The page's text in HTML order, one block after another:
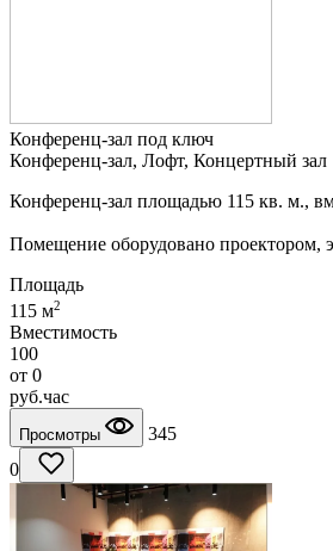
Конференц-зал под ключ
Конференц-зал, Лофт, Концертный зал
Конференц-зал площадью 115 кв. м.,
Помещение оборудовано проектором,
Площадь
115 м2
Вместимость
100
от 0
руб.час
Просмотры
345
0